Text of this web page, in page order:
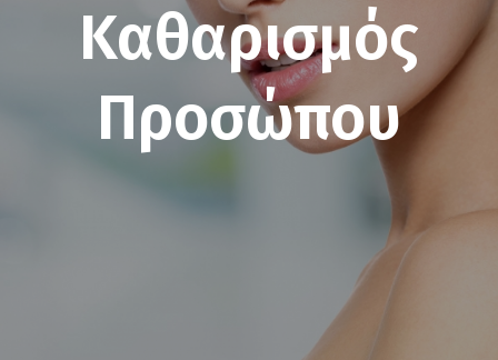
Καθαρισμός
Προσώπου